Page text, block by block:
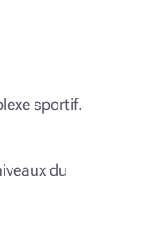
sportif.
du